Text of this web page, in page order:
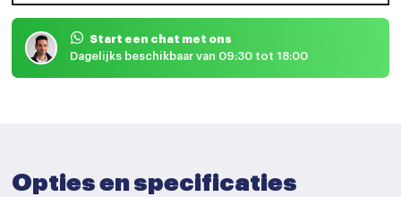
Start een chat met ons
Dagelijks beschikbaar van 09:30 tot 18:00
Opties en specificaties